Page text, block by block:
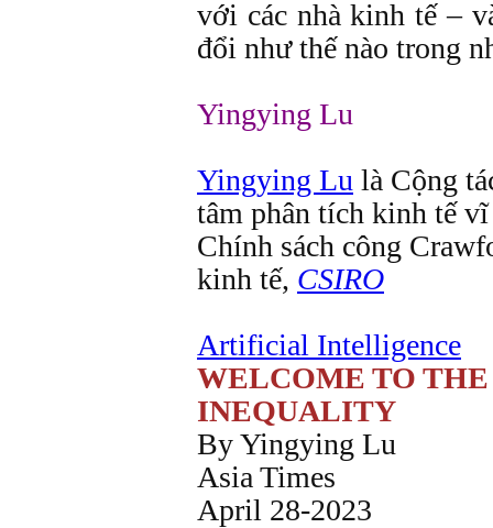
với các nhà kinh tế –
đổi như thế nào trong
Yingying Lu
Yingying Lu là Cộng
tâm phân tích kinh tế
Chính sách công
kinh tế, CSIRO
Artificial Intelligence
WELCOME TO
INEQUALITY
By Yingying Lu
Asia Times
April 28-2023